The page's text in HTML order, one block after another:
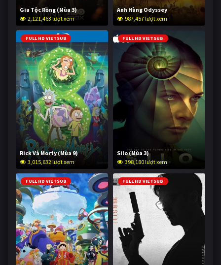
Gia Tộc Rồng (Mùa 3)
2,121,463 lượt xem
Anh Hùng Odyssey
987,457 lượt xem
FULL HD VIETSUB
Rick Và Morty (Mùa 9)
3,015,632 lượt xem
FULL HD VIETSUB
Silo (Mùa 3)
398,180 lượt xem
FULL HD VIETSUB FULL HD VIETSUB